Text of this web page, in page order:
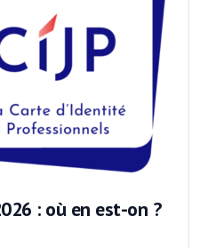
: où en est-on ?